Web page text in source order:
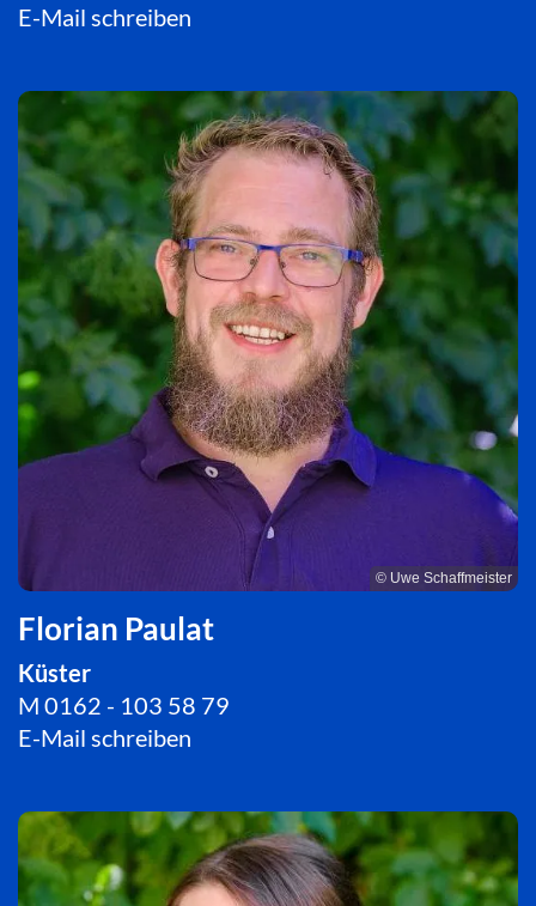
E-Mail schreiben
© Uwe Schaffmeister
Florian Paulat
Küster
M 0162 - 103 58 79
E-Mail schreiben